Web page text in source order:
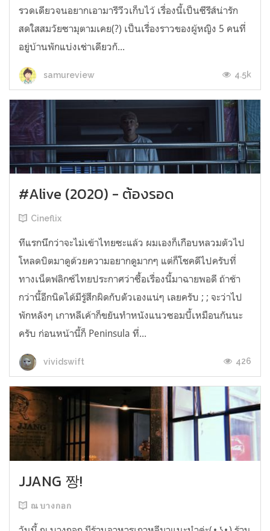
รวดเดียวจนอยากเอามารีวีวเก็บไว้ เรื่องนี้เป็นซีรีส์น่ารัก
สดใสสมวัยซามุตามเคย(?) เป็นเรื่องราวของผู้หญิง 5 คนที่
อยู่บ้านพักแบ่งเช่าเดียวกั...
samureview 4.5k
#Alive (2020) - ต้องรอด
Cineflix
ทีแรกนึกว่าจะไม่เข้าไทยซะแล้ว ผมเองก็เกือบหลวมตัวไป
โหลดบิตมาดูด้วยความอยากดูมากๆ แต่ก็โชคดีไปครับที่
ทางเน็ตฟลิกซ์ไทยประกาศว่าซื้อเรื่องนี้มาฉายพอดี ถ้าช้า
กว่านี้อีกนิดได้มีรู้สึกผิดกับต้ัวเองแน่ๆ เลยครับ ; ; จะว่าไป
พักหลังๆ เกาหลีเค้าก็ขยันทำหนังแนวซอมบี้เหมือนกันนะ
ครับ ก่อนหน้านี้ก็ Peninsula ที่...
vividswift 426
JJANG 짱!
ณ บางกอก